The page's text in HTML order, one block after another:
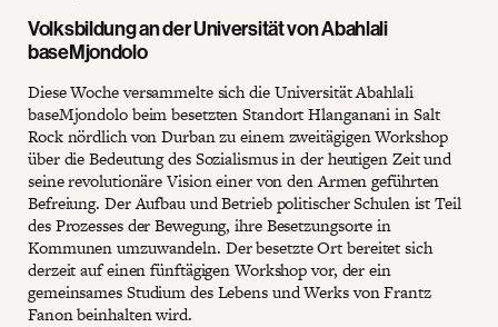
Volksbildung an der Universität von Abahlali
baseMjondolo
Diese Woche versammelte sich die Universität Abahlali
baseMjondolo beim besetzten Standort Hlanganani in Salt
Rock nördlich von Durban zu einem zweitägigen Workshop
über die Bedeutung des Sozialismus in der heutigen Zeit und
seine revolutionäre Vision einer von den Armen geführten
Befreiung. Der Aufbau und Betrieb politischer Schulen ist Teil
des Prozesses der Bewegung, ihre Besetzungsorte in
Kommunen umzuwandeln. Der besetzte Ort bereitet sich
derzeit auf einen fünftägigen Workshop vor, der ein
gemeinsames Studium des Lebens und Werks von Frantz
Fanon beinhalten wird.